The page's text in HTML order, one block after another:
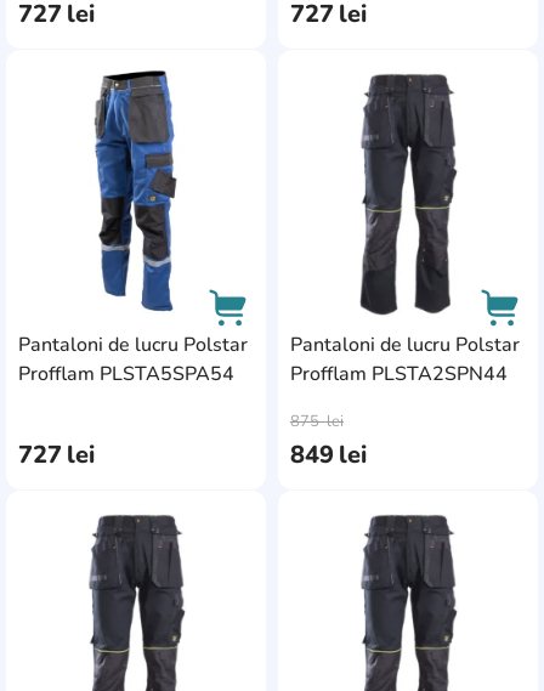
727lei 727lei
Pantaloni de lucru Polstar
Profflam PLSTA5SPA54
727lei
AddCardToFavourite
Pantaloni de lucru Polstar
Profflam PLSTA2SPN44
849 lei
875lei
AddCardToFavourite